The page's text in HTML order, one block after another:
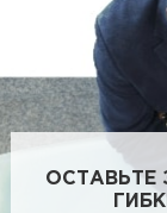
ОСТАВЬТЕ